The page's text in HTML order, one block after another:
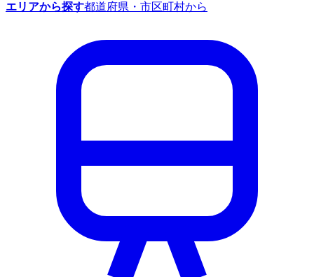
エリアから探す都道府県・市区町村から